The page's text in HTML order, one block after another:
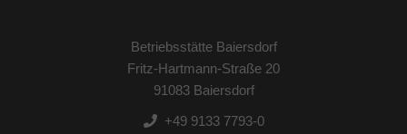
Betriebsstätte Baiersdorf
Fritz-Hartmann-Straße 20
91083 Baiersdorf
+49 9133 7793-0